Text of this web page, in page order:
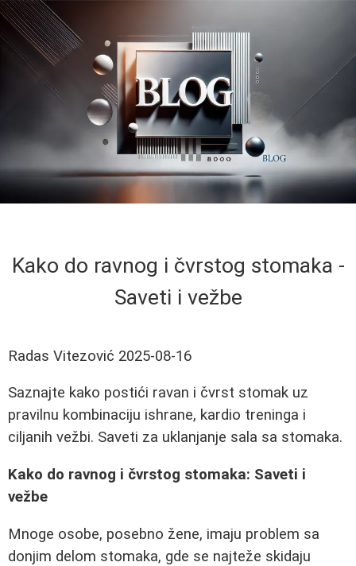
Kako do ravnog i čvrstog stomaka -
Saveti i vežbe
Radas Vitezović 2025-08-16
Saznajte kako postići ravan i čvrst stomak uz
pravilnu kombinaciju ishrane, kardio treninga i
ciljanih vežbi. Saveti za uklanjanje sala sa stomaka.
Kako do ravnog i čvrstog stomaka: Saveti i
vežbe
Mnoge osobe, posebno žene, imaju problem sa
donjim delom stomaka, gde se najteže skidaju